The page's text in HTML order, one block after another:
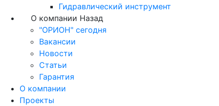
Гидравлический инструмент
О компании Назад
"ОРИОН" сегодня
Вакансии
Новости
Статьи
Гарантия
О компании
Проекты